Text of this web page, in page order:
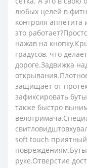
любых целей в
контроля
это
нажав на
градусов, что
дороге.Задвижка
защищает от
зафиксировать
также быстро
soft touch
руке.Отверстие